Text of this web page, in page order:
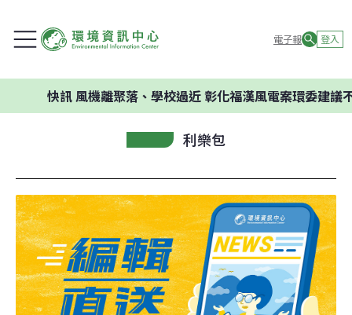
電子報 登入
風機離聚落、學校過近 彰化福漢風電案環委建議不應
利樂包